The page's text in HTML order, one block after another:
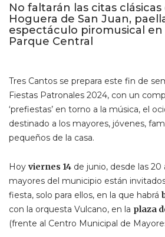
No faltarán las citas clásicas
Hoguera de San Juan,
espectáculo piromusical en
Parque Central
Tres Cantos se prepara este fin de
Fiestas Patronales 2024, con un
‘prefiestas’ en torno a la música, el
destinado a los mayores, jóvenes,
pequeños de la casa.
Hoy viernes 14 de junio, desde las 20
mayores del municipio están
fiesta, solo para ellos, en la que habrá
con la orquesta Vulcano, en la plaza
(frente al Centro Municipal de